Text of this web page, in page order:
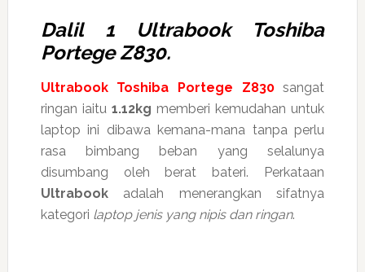
Dalil 1 Ultrabook Toshiba
Portege Z830.
Ultrabook Toshiba Portege Z830sangat
ringan iaitu 1.12kg memberi kemudahan untuk
laptop ini dibawa kemana-mana tanpa perlu
rasa bimbang beban yang selalunya
disumbang oleh berat bateri. Perkataan
Ultrabookadalah menerangkan sifatnya
kategori laptop jenis yang nipis dan ringan.